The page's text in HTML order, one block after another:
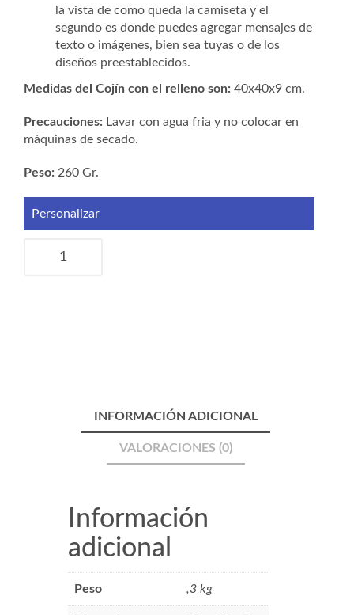
la vista de como queda la camiseta y el
segundo es donde puedes agregar mensajes de
texto o imágenes, bien sea tuyas o de los
diseños preestablecidos.
Medidas del Cojín con el relleno son: 40x40x9 cm.
Precauciones: Lavar con agua fria y no colocar en
máquinas de secado.
Peso: 260 Gr.
Personalizar
"Brújula"
INFORMACIÓN ADICIONAL
VALORACIONES (0)
Información
adicional
Peso ,3 kg